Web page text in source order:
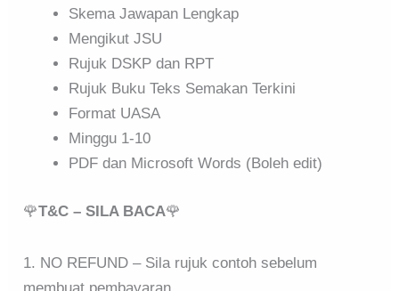
Skema Jawapan Lengkap
Mengikut JSU
Rujuk DSKP dan RPT
Rujuk Buku Teks Semakan Terkini
Format UASA
Minggu 1-10
PDF dan Microsoft Words (Boleh edit)
🌹T&C – SILA BACA🌹
1. NO REFUND – Sila rujuk contoh sebelum
membuat pembayaran.